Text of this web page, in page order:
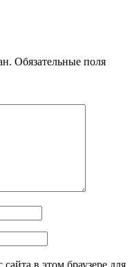
Обязательные поля
в этом браузере для